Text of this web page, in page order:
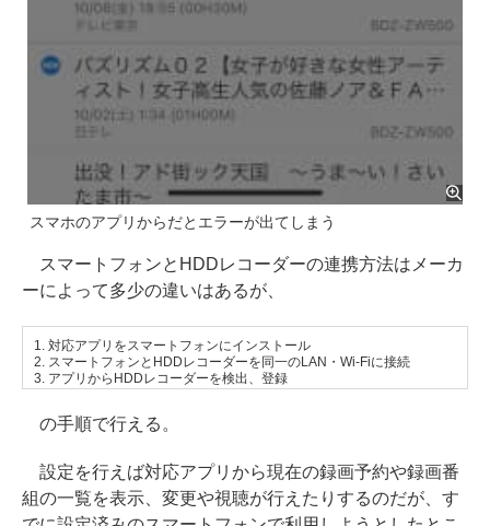
スマホのアプリからだとエラーが出てしまう
スマートフォンとHDDレコーダーの連携方法はメーカ
ーによって多少の違いはあるが、
1. 対応アプリをスマートフォンにインストール
2. スマートフォンとHDDレコーダーを同一のLAN・Wi-Fiに接続
3. アプリからHDDレコーダーを検出、登録
の手順で行える。
設定を行えば対応アプリから現在の録画予約や録画番
組の一覧を表示、変更や視聴が行えたりするのだが、す